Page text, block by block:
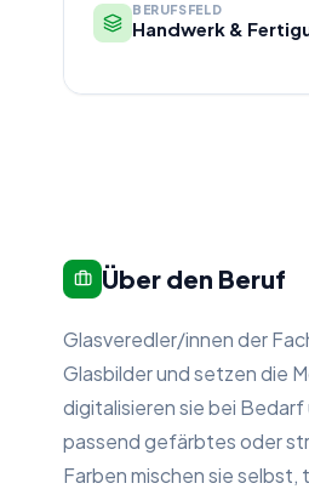
BERUFSFELD
Handwerk &
Über den Beruf
Glasveredler/innen der
Glasbilder und setzen die
digitalisieren sie bei
passend gefärbtes oder
Farben mischen sie